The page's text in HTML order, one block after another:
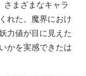
さまざまなキャラ
れた。魔界におけ
力値が目に見えた
かを実感できたは